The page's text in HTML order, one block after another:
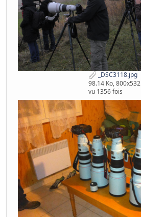
_DSC3118.jpg
98.14 Ko, 800x532
vu 1356 fois